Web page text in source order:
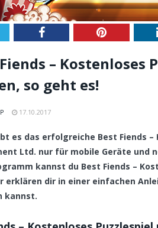
Facebook Pinterest
– Kostenloses
so geht es!
17.10.2017
es das erfolgreiche Best Fiends
Ltd. nur für mobile Geräte und
kannst du Best Fiends –
erklären dir in einer einfachen
kannst.